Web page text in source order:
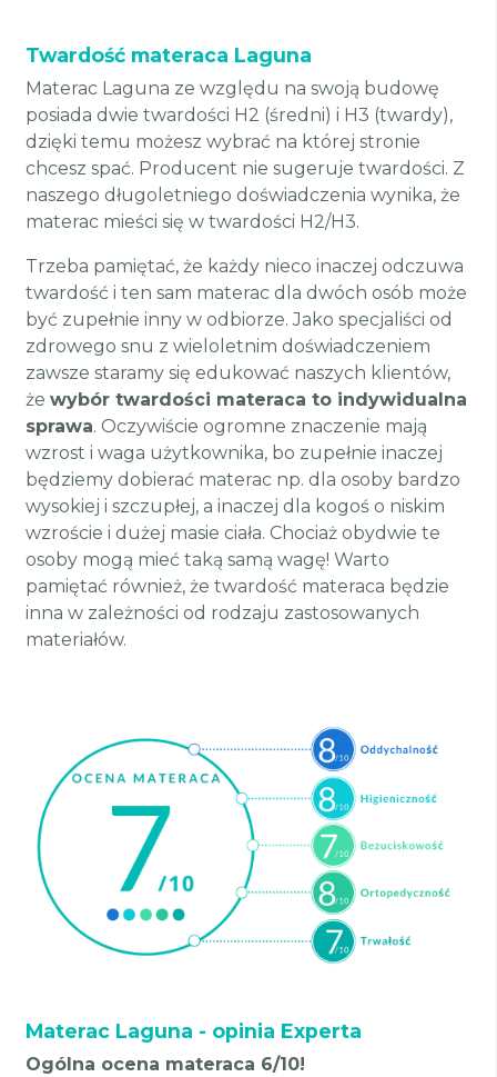
Twardość materaca Laguna
Materac Laguna ze względu na swoją budowę
posiada dwie twardości H2 (średni) i H3 (twardy),
dzięki temu możesz wybrać na której stronie
chcesz spać. Producent nie sugeruje twardości. Z
naszego długoletniego doświadczenia wynika, że
materac mieści się w twardości H2/H3.
Trzeba pamiętać, że każdy nieco inaczej odczuwa
twardość i ten sam materac dla dwóch osób może
być zupełnie inny w odbiorze. Jako specjaliści od
zdrowego snu z wieloletnim doświadczeniem
zawsze staramy się edukować naszych klientów,
że wybór twardości materaca to indywidualna
sprawa. Oczywiście ogromne znaczenie mają
wzrost i waga użytkownika, bo zupełnie inaczej
będziemy dobierać materac np. dla osoby bardzo
wysokiej i szczupłej, a inaczej dla kogoś o niskim
wzroście i dużej masie ciała. Chociaż obydwie te
osoby mogą mieć taką samą wagę! Warto
pamiętać również, że twardość materaca będzie
inna w zależności od rodzaju zastosowanych
materiałów.
Materac Laguna - opinia Experta
Ogólna ocena materaca 6/10!